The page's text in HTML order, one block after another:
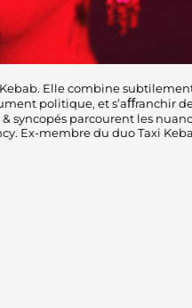
Elle combine
politique, et s’aﬀranchir
syncopés parcourent les
Ex-membre du duo Taxi